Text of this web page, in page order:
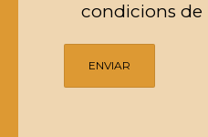
condicions de